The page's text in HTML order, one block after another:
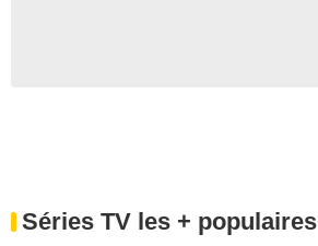
Séries TV les + populaires